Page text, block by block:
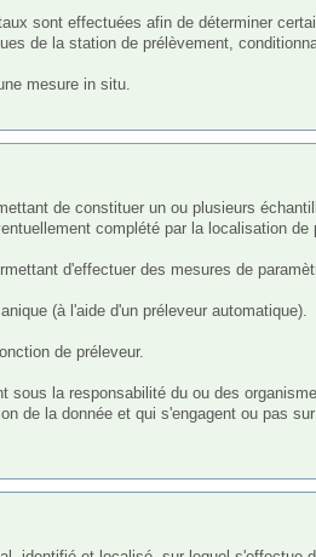
de la station de prélèvement,
mesure in situ.
complété par la localisation
d'effectuer des mesures de
(à l'aide d'un préleveur automatique).
de préleveur.
sous la responsabilité du ou des
de la donnée et qui s'engagent ou pas